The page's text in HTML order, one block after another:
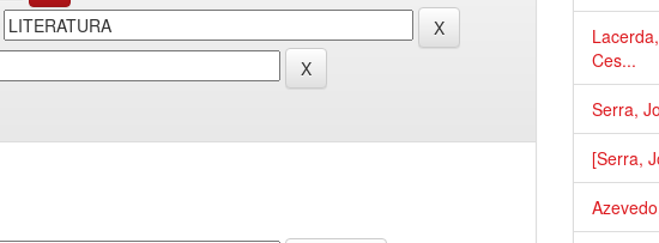
Ces...
Serra,
[Serra,